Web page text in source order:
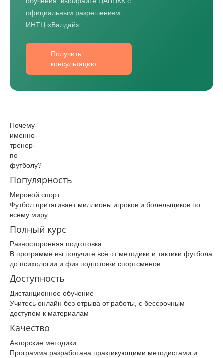
официальным разрешением
ИНТЦ «Валдай».
Получить
консультацию
Почему­
именно­
тренер­
по
футболу­?
Популярность
Мировой спорт
Футбол притягивает миллионы игроков и болельщиков по
всему миру
Полный курс
Разносторонняя подготовка
В программе вы получите всё от методики и тактики футбола
до психологии и физ подготовки спортсменов
Доступность
Дистанционное обучение
Учитесь онлайн без отрыва от работы, с бессрочным
доступом к материалам
Качество
Авторские методики
Программа разработана практикующими методистами и